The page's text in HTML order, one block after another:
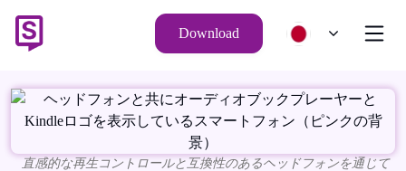
Download
直感的な再生コントロールと互換性のあるヘッドフォンを通じて